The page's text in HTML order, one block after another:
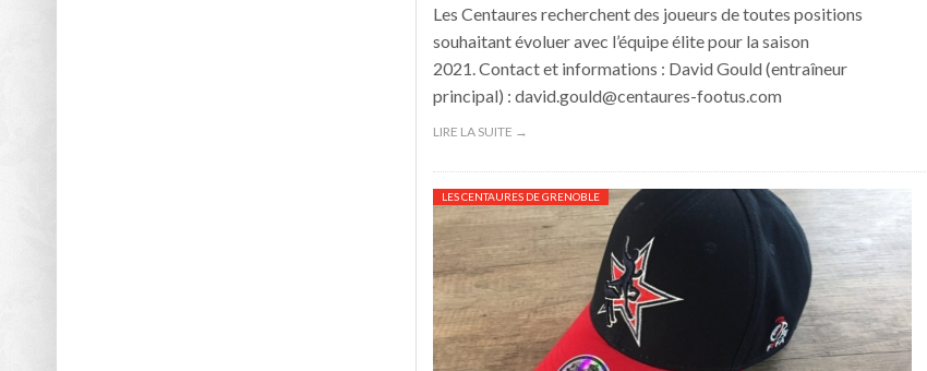
Les Centaures recherchent des joueurs de toutes positions
souhaitant évoluer avec l’équipe élite pour la saison
2021. Contact et informations : David Gould (entraîneur
principal) : david.gould@centaures-footus.com
LIRE LA SUITE →
LES CENTAURES DE GRENOBLE